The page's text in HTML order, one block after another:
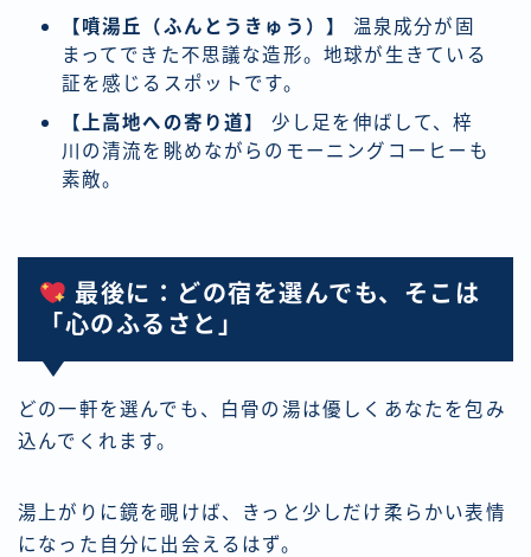
【噴湯丘（ふんとうきゅう）】
温泉成分が固
まってできた不思議な造形。地球が生きている
証を感じるスポットです。
【上高地への寄り道】
少し足を伸ばして、梓
川の清流を眺めながらのモーニングコーヒーも
素敵。
最後に：どの宿を選んでも、そこは
「心のふるさと」
どの一軒を選んでも、白骨の湯は優しくあなたを包み
込んでくれます。
湯上がりに鏡を覗けば、きっと少しだけ柔らかい表情
になった自分に出会えるはず。